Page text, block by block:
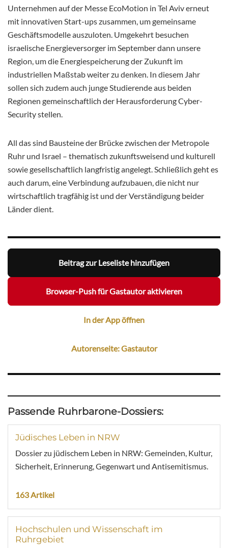
Unternehmen auf der Messe EcoMotion in Tel Aviv erneut
mit innovativen Start-ups zusammen, um gemeinsame
Geschäftsmodelle auszuloten. Umgekehrt besuchen
israelische Energieversorger im September dann unsere
Region, um die Energiespeicherung der Zukunft im
industriellen Maßstab weiter zu denken. In diesem Jahr
sollen sich zudem auch junge Studierende aus beiden
Regionen gemeinschaftlich der Herausforderung Cyber-
Security stellen.
All das sind Bausteine der Brücke zwischen der Metropole
Ruhr und Israel – thematisch zukunftsweisend und kulturell
sowie gesellschaftlich langfristig angelegt. Schließlich geht es
auch darum, eine Verbindung aufzubauen, die nicht nur
wirtschaftlich tragfähig ist und der Verständigung beider
Länder dient.
Beitrag zur Leseliste hinzufügen
Browser-Push für Gastautor aktivieren
In der App öffnen
Autorenseite: Gastautor
Passende Ruhrbarone-Dossiers:
Jüdisches Leben in NRW
Dossier zu jüdischem Leben in NRW: Gemeinden, Kultur,
Sicherheit, Erinnerung, Gegenwart und Antisemitismus.
163 Artikel
Hochschulen und Wissenschaft im
Ruhrgebiet